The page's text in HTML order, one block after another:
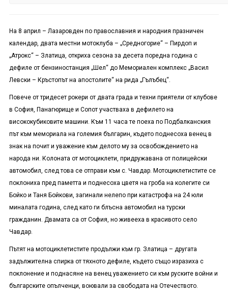
На 8 април – Лазаровден по православния и народния празничен
календар, двата местни мотоклуба – „Средногорие“ – Пирдоп и
„Атрокс“ – Златица, откриха сезона за десета поредна година с
дефиле от бензиностанция „Шел“ до Мемориален комплекс „Васил
Левски – Кръстопът на апостолите“ на рида „Гълъбец“.
Повече от тридесет рокери от двата града и техни приятели от клубове
в София, Панагюрище и Сопот участваха в дефилето на
висококубиковите машини. Към 11 часа те поеха по Подбалканския
път към мемориала на големия българин, където поднесоха венец в
знак на почит и уважение към делото му за освобождението на
народа ни. Колоната от мотоциклети, придружавана от полицейски
автомобил, след това се отправи към с. Чавдар. Мотоциклетистите се
поклониха пред паметта и поднесоха цветя на гроба на колегите си
Бойко и Таня Бойкови, загинали нелепо при катастрофа на 24 юли
миналата година, след като ги блъсна автомобил на турски
гражданин. Двамата са от София, но живееха в красивото село
Чавдар.
Пътят на мотоциклетистите продължи към гр. Златица – другата
задължителна спирка от тяхното дефиле, където също изразиха с
поклонение и поднасяне на венец уважението си към руските войни и
българските опълченци, воювали за свободата на Отечеството.